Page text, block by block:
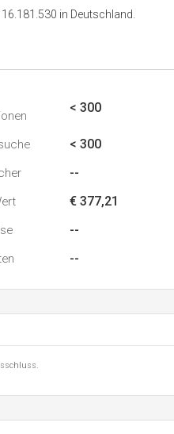
in Deutschland.
< 300
< 300
--
€ 377,21
--
--